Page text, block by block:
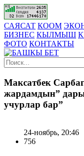
САЯСАТ КООМ
БИЗНЕС КЫЛМЫШ
ФОТО КОНТАКТЫ
Максатбек
жардамдын”
учурлар бар”
24-ноябрь, 20:46
756